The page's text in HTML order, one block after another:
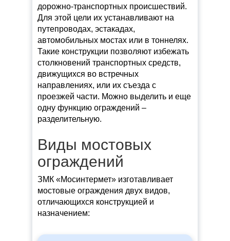
дорожно-транспортных происшествий.
Для этой цели их устанавливают на
путепроводах, эстакадах,
автомобильных мостах или в тоннелях.
Такие конструкции позволяют избежать
столкновений транспортных средств,
движущихся во встречных
направлениях, или их съезда с
проезжей части. Можно выделить и еще
одну функцию ограждений –
разделительную.
Виды мостовых
ограждений
ЗМК «Мосинтермет» изготавливает
мостовые ограждения двух видов,
отличающихся конструкцией и
назначением: